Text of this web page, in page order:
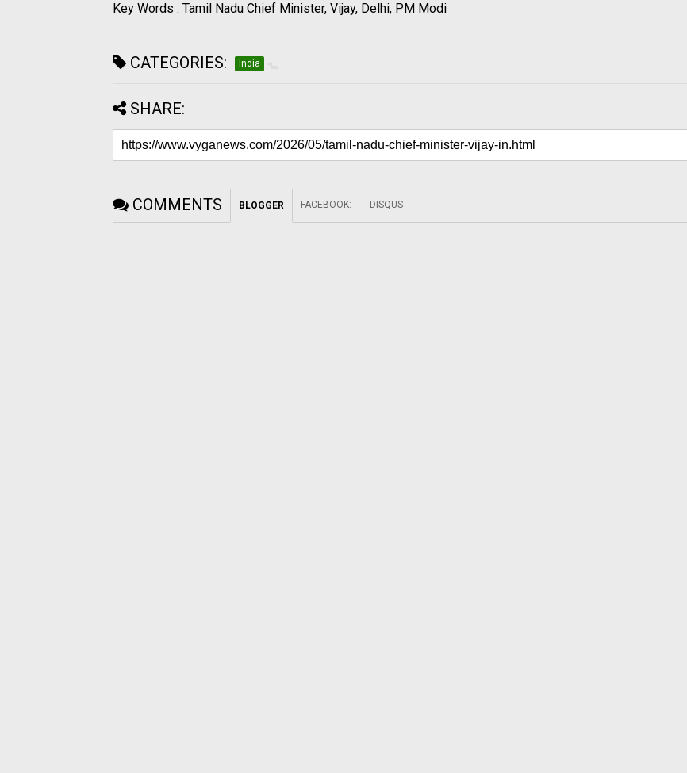
Key Words : Tamil Nadu Chief Minister, Vijay, Delhi, PM Modi
CATEGORIES: India
SHARE:
COMMENTS BLOGGER FACEBOOK: DISQUS